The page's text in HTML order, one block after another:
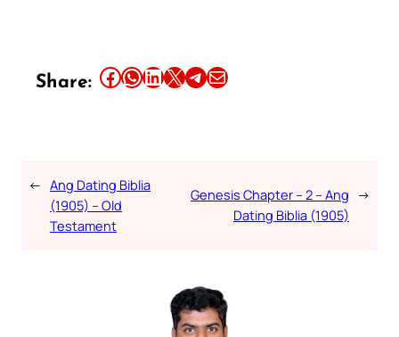
Share: Share this article on Facebook Share this article on WhatsApp Share this article on LinkedIn Share this article on X Share this article on TelegramEmail this Article
← Ang Dating Biblia
(1905) – Old
Testament
Genesis Chapter – 2 – Ang
Dating Biblia (1905)
→